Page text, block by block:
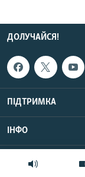
ДОЛУЧАЙСЯ!
ПІДТРИМКА
ІНФО